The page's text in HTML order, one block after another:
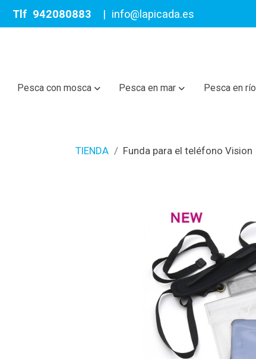
Tlf 942080883 | info@lapicada.es
Pesca con mosca Pesca en mar Pesca en río
TIENDA Funda para el teléfono Vision